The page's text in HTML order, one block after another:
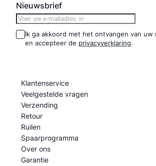
Nieuwsbrief
Ik ga akkoord met het ontvangen van uw
en accepteer de privacyverklaring.
Klantenservice
Veelgestelde vragen
Verzending
Retour
Ruilen
Spaarprogramma
Over ons
Garantie